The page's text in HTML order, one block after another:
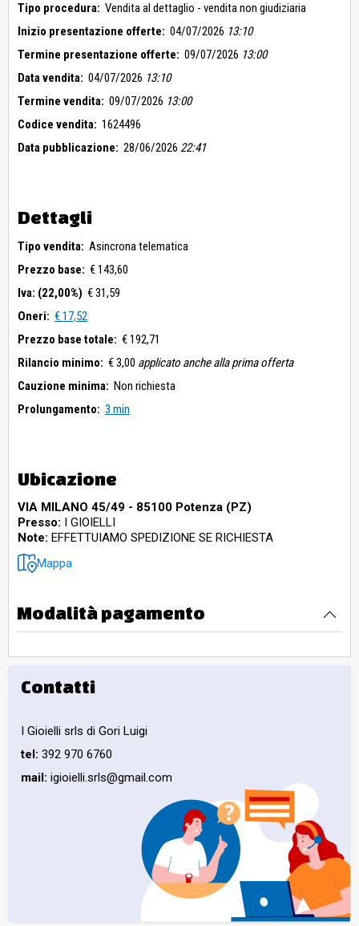
Tipo procedura: Vendita al dettaglio - vendita non giudiziaria
Inizio presentazione offerte: 04/07/2026 13:10
Termine presentazione offerte: 09/07/2026 13:00
Data vendita: 04/07/2026 13:10
Termine vendita: 09/07/2026 13:00
Codice vendita: 1624496
Data pubblicazione: 28/06/2026 22:41
Dettagli
Tipo vendita: Asincrona telematica
Prezzo base: € 143,60
Iva: (22,00%) € 31,59
Oneri: € 17,52
Prezzo base totale: € 192,71
Rilancio minimo: € 3,00 applicato anche alla prima offerta
Cauzione minima: Non richiesta
Prolungamento: 3 min
Ubicazione
VIA MILANO 45/49 - 85100 Potenza (PZ)
Presso: I GIOIELLI
Note: EFFETTUIAMO SPEDIZIONE SE RICHIESTA
Mappa
Modalità pagamento
Contatti
I Gioielli srls di Gori Luigi
tel: 392 970 6760
mail: igioielli.srls@gmail.com